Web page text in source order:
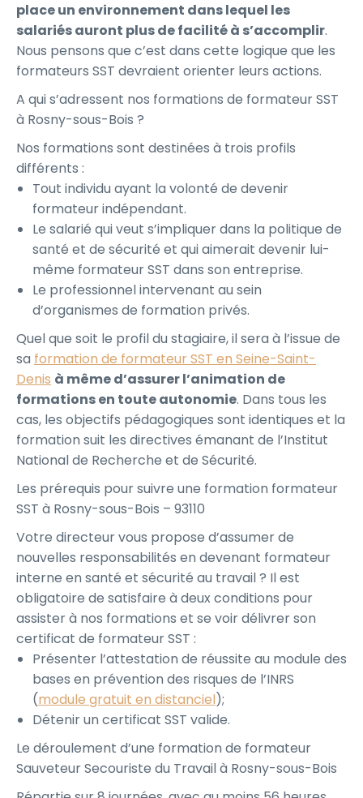
place un environnement dans lequel les
salariés auront plus de facilité à s’accomplir.
Nous pensons que c’est dans cette logique que les
formateurs SST devraient orienter leurs actions.
A qui s’adressent nos formations de formateur SST
à Rosny-sous-Bois ?
Nos formations sont destinées à trois profils
différents :
Tout individu ayant la volonté de devenir
formateur indépendant.
Le salarié qui veut s’impliquer dans la politique de
santé et de sécurité et qui aimerait devenir lui-
même formateur SST dans son entreprise.
Le professionnel intervenant au sein
d’organismes de formation privés.
Quel que soit le profil du stagiaire, il sera à l’issue de
sa formation de formateur SST en Seine-Saint-
Denis à même d’assurer l’animation de
formations en toute autonomie. Dans tous les
cas, les objectifs pédagogiques sont identiques et la
formation suit les directives émanant de l’Institut
National de Recherche et de Sécurité.
Les prérequis pour suivre une formation formateur
SST à Rosny-sous-Bois – 93110
Votre directeur vous propose d’assumer de
nouvelles responsabilités en devenant formateur
interne en santé et sécurité au travail ? Il est
obligatoire de satisfaire à deux conditions pour
assister à nos formations et se voir délivrer son
certificat de formateur SST :
Présenter l’attestation de réussite au module des
bases en prévention des risques de l’INRS
(module gratuit en distanciel);
Détenir un certificat SST valide.
Le déroulement d’une formation de formateur
Sauveteur Secouriste du Travail à Rosny-sous-Bois